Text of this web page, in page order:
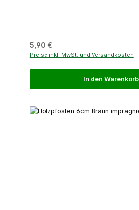
Regulärer Preis:
5,90 €
Preise inkl. MwSt. und Versandkosten
In den Warenkorb